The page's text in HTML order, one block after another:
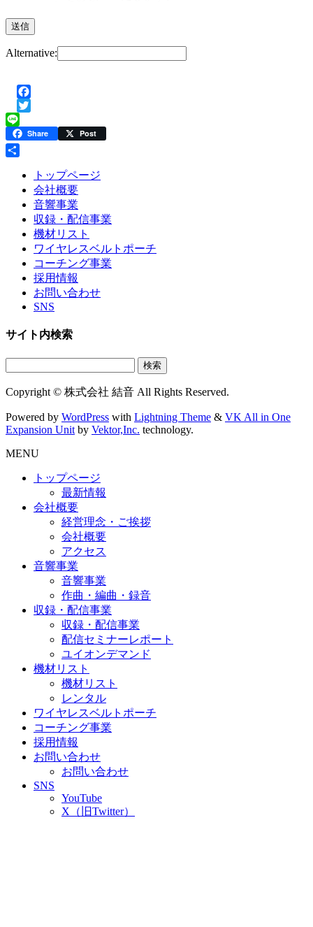
Alternative:
Facebook
Twitter
Line Share Post
トップページ
会社概要
音響事業
収録・配信事業
機材リスト
ワイヤレスベルトポーチ
コーチング事業
採用情報
お問い合わせ
SNS
サイト内検索
Copyright © 株式会社 結音 All Rights Reserved.
Powered by WordPress with Lightning Theme & VK All in One
Expansion Unitby Vektor,Inc. technology.
MENU
トップページ
最新情報
会社概要
経営理念・ご挨拶
会社概要
アクセス
音響事業
音響事業
作曲・編曲・録音
収録・配信事業
収録・配信事業
配信セミナーレポート
ユイオンデマンド
機材リスト
機材リスト
レンタル
ワイヤレスベルトポーチ
コーチング事業
採用情報
お問い合わせ
お問い合わせ
SNS
YouTube
X（旧Twitter）